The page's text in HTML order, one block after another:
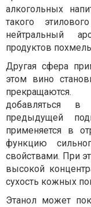
алкогольных
такого
нейтральный
продуктов
Другая сфера
этом вино
добавляться
предыдущей
применяется в
функцию
свойствами. При
высокой
сухость кожных
Этанол может